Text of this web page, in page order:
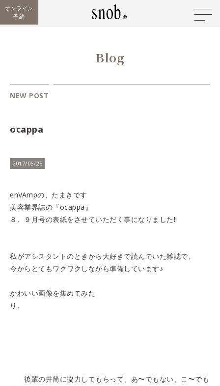
オンライン
予約
Blog
NEW POST
ocappa
2017/05/25
enVAmpの、たまきです
美容業界誌の『ocappa』
８、９月号の表紙をさせていただく事になりました!!
私がアシスタントのときから大好きで読んでいた雑誌で、
今からとてもワクワクしながら準備しています♪
かわいい画像を集めてみた
り、
後輩の井筒に協力してもらって、あ〜でもない、こ〜でも